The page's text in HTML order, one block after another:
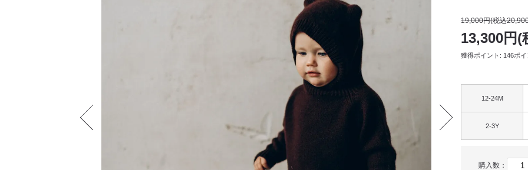
19,000円(税込
13,300円(
獲得ポイント: 146ポイ
12-24M
2-3Y
購入数：